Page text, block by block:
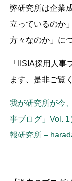
弊研究所は企業
立っているのか
方々なのか」に
「IISIA採用人
ます、是非ご覧
我が研究所が今
事ブログ」Vol.
報研究所 –